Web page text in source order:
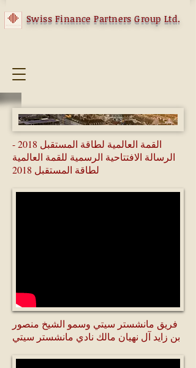
Swiss Finance Partners Group Ltd.
القمة العالمية لطاقة المستقبل 2018 -
الرسالة الافتتاحية الرسمية للقمة العالمية
لطاقة المستقبل 2018
فريق مانشستر سيتي وسمو الشيخ منصور
بن زايد آل نهيان مالك نادي مانشستر سيتي